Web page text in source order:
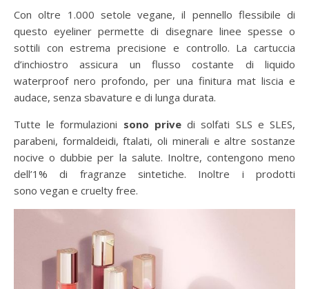
Con oltre 1.000 setole vegane, il pennello flessibile di
questo eyeliner permette di disegnare linee spesse o
sottili con estrema precisione e controllo. La cartuccia
d’inchiostro assicura un flusso costante di liquido
waterproof nero profondo, per una finitura mat liscia e
audace, senza sbavature e di lunga durata.
Tutte le formulazioni sono privedi solfati SLS e SLES,
parabeni, formaldeidi, ftalati, oli minerali e altre sostanze
nocive o dubbie per la salute. Inoltre, contengono meno
dell’1% di fragranze sintetiche. Inoltre i prodotti
sono vegan e cruelty free.